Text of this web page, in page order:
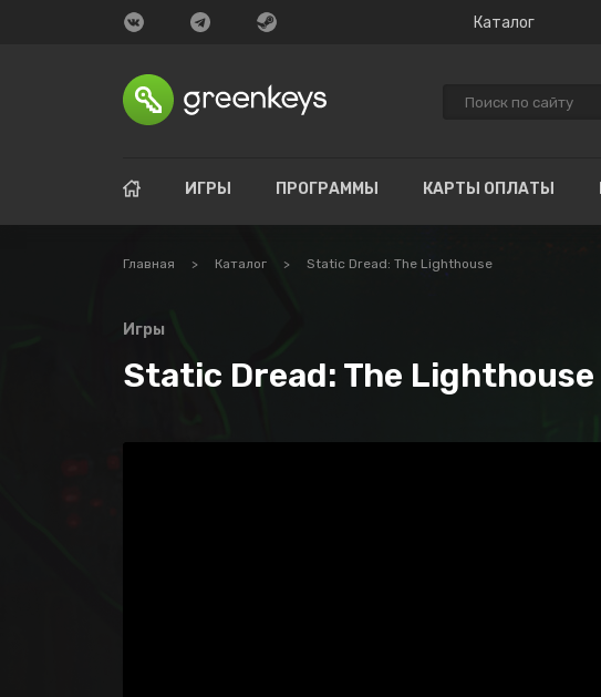
Каталог
ИГРЫ ПРОГРАММЫ КАРТЫ ОПЛАТЫ
Главная > Каталог > Static Dread: The Lighthouse
Игры
Static Dread: The Lighthouse